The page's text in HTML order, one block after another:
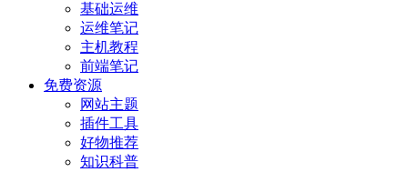
基础运维
运维笔记
主机教程
前端笔记
免费资源
网站主题
插件工具
好物推荐
知识科普